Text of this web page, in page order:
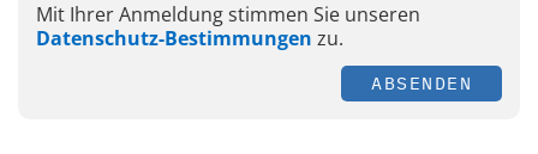
Mit Ihrer Anmeldung stimmen Sie unseren
Datenschutz-Bestimmungen zu.
ABSENDEN